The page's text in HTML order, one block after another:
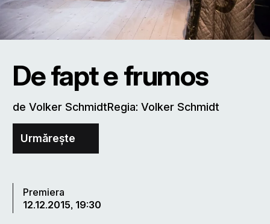
De fapt e frumos
de Volker SchmidtRegia: Volker Schmidt
Urmărește
Premiera
12.12.2015, 19:30